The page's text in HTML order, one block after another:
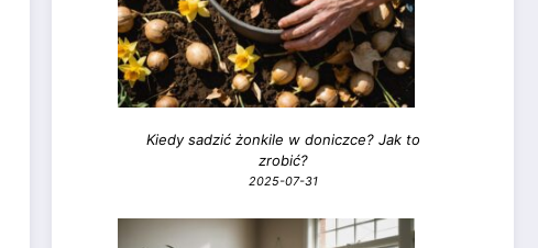
Kiedy sadzić żonkile w doniczce? Jak to
zrobić?
2025-07-31